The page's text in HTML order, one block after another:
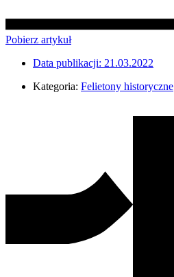
Pobierz artykuł
Data publikacji: 21.03.2022
Kategoria: Felietony historyczne